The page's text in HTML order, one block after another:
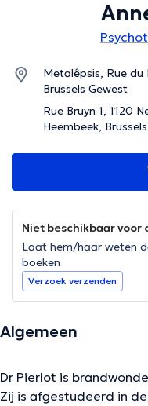
Metalêpsis, Rue du
Brussels Gewest
Rue Bruyn 1, 1120
Heembeek,
Niet beschikbaar voor
Laat hem/haar weten
boeken
Verzoek verzenden
Algemeen
Dr Pierlot is
Zij is afgestudeerd in